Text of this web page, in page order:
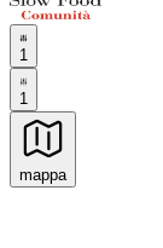
1
1
mappa
Esperienze